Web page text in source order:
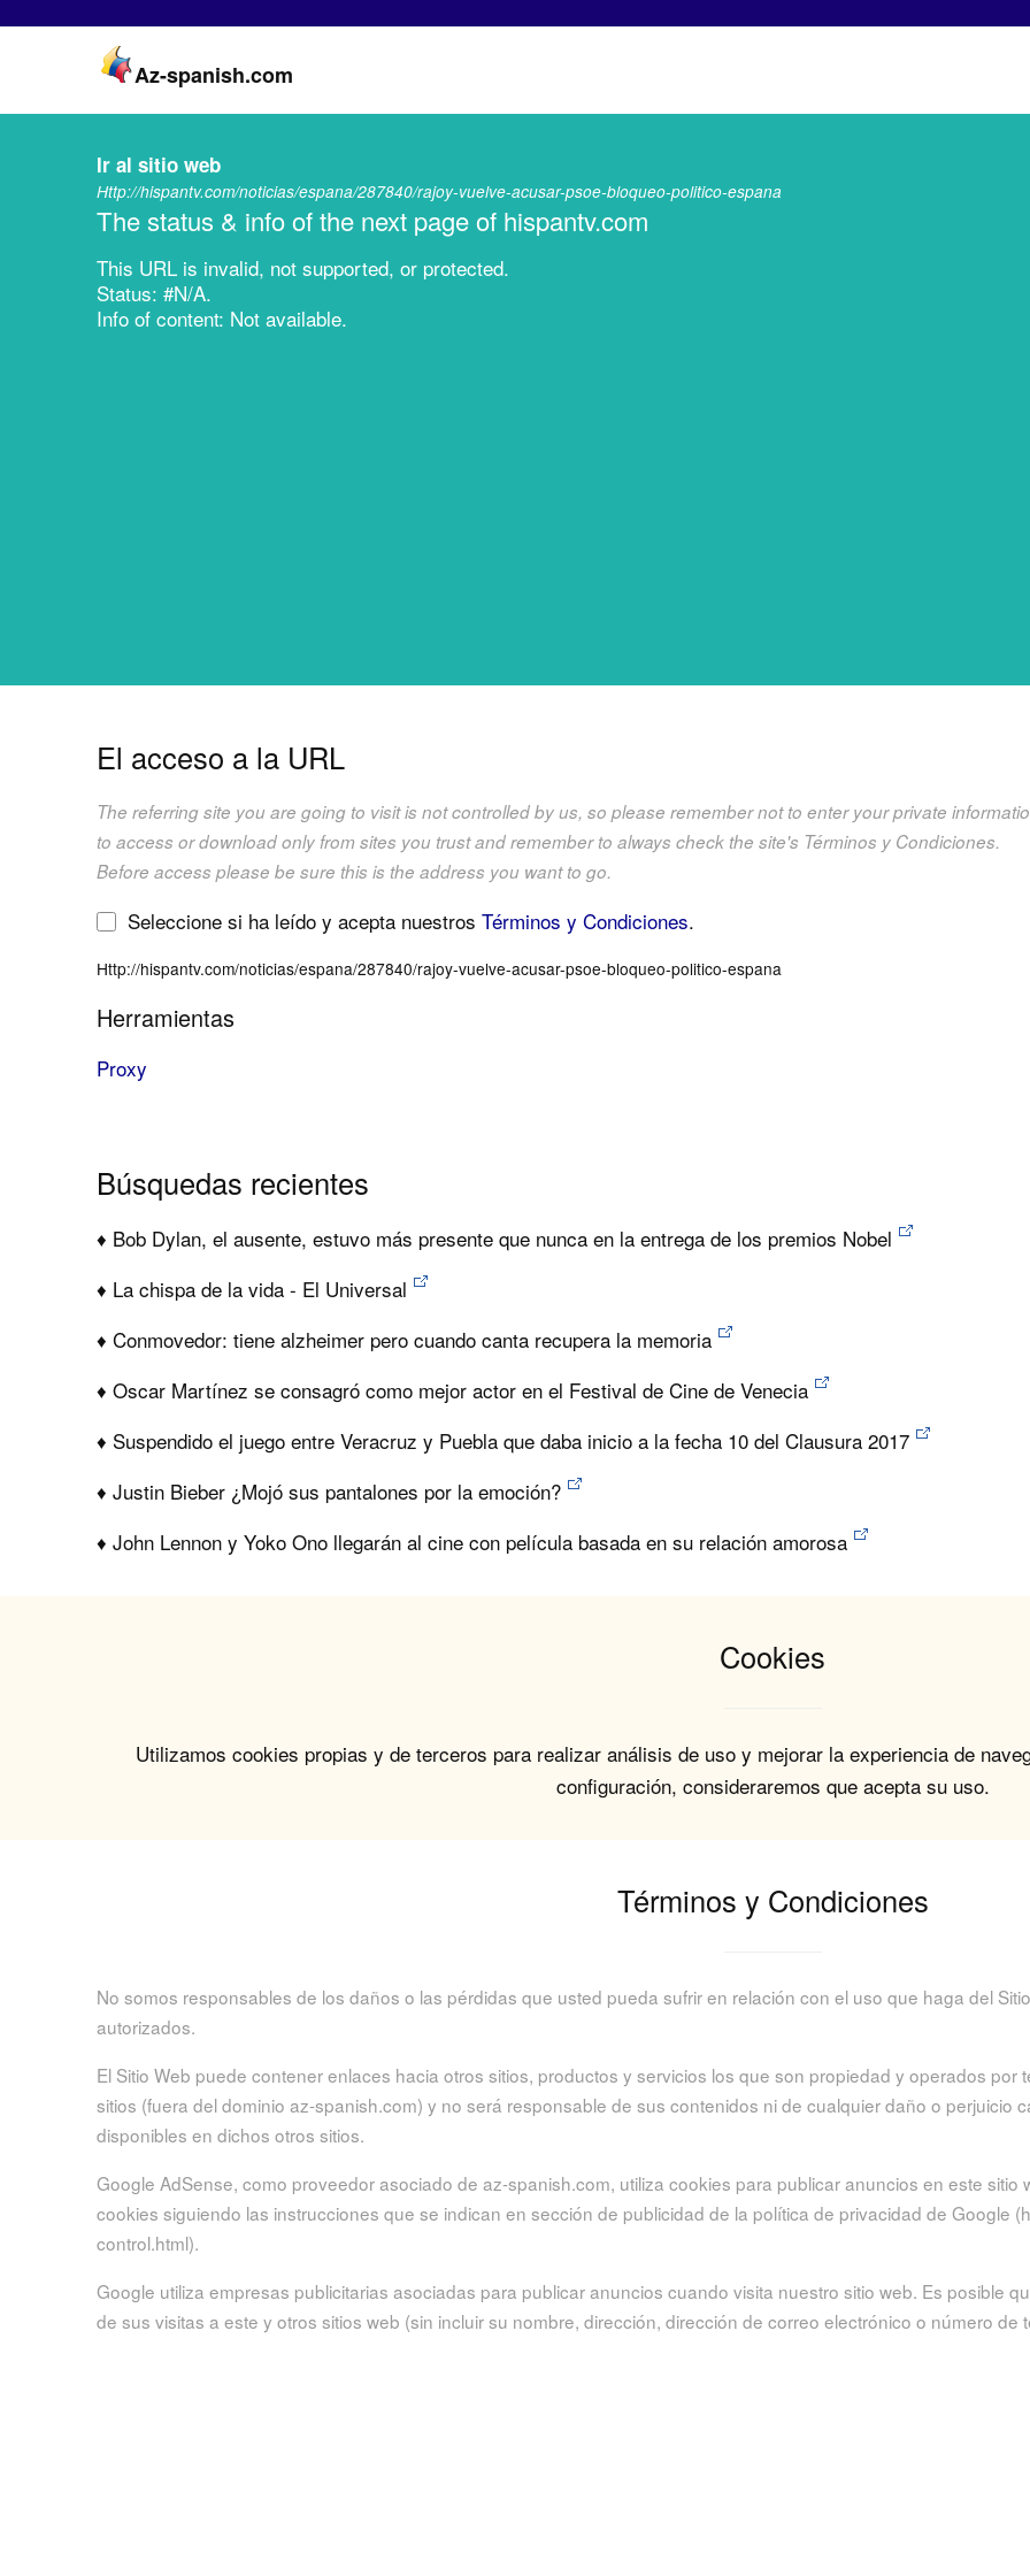
Az-spanish.com
Ir al sitio web
Http://hispantv.com/noticias/espana/287840/rajoy-vuelve-acusar-psoe-bloqueo-politico-espana
The status & info of the next page of hispantv.com
This URL is invalid, not supported, or protected.
Status: #N/A.
Info of content: Not available.
El acceso a la URL
The referring site you are going to visit is not controlled by us, so please remember not to enter your private
to access or download only from sites you trust and remember to always check the site's Términos y Condiciones.
Before access please be sure this is the address you want to go.
Seleccione si ha leído y acepta nuestrosTérminos y Condiciones.
Http://hispantv.com/noticias/espana/287840/rajoy-vuelve-acusar-psoe-bloqueo-politico-espana
Herramientas
Proxy
Búsquedas recientes
♦ Bob Dylan, el ausente, estuvo más presente que nunca en la entrega de los premios Nobel
♦ La chispa de la vida - El Universal
♦ Conmovedor: tiene alzheimer pero cuando canta recupera la memoria
♦ Oscar Martínez se consagró como mejor actor en el Festival de Cine de Venecia
♦ Suspendido el juego entre Veracruz y Puebla que daba inicio a la fecha 10 del Clausura 2017
♦ Justin Bieber ¿Mojó sus pantalones por la emoción?
♦ John Lennon y Yoko Ono llegarán al cine con película basada en su relación amorosa
Cookies
Utilizamos cookies propias y de terceros para realizar análisis de uso y mejorar la experiencia de
configuración, consideraremos que acepta su uso.
Términos y Condiciones
No somos responsables de los daños o las pérdidas que usted pueda sufrir en relación con el uso que haga del
autorizados.
El Sitio Web puede contener enlaces hacia otros sitios, productos y servicios los que son propiedad y operados por
sitios (fuera del dominio az-spanish.com) y no será responsable de sus contenidos ni de cualquier daño o perjuicio
disponibles en dichos otros sitios.
Google AdSense, como proveedor asociado de az-spanish.com, utiliza cookies para publicar anuncios en este sitio
cookies siguiendo las instrucciones que se indican en sección de publicidad de la política de privacidad de Google
control.html).
Google utiliza empresas publicitarias asociadas para publicar anuncios cuando visita nuestro sitio web. Es posible
de sus visitas a este y otros sitios web (sin incluir su nombre, dirección, dirección de correo electrónico o número